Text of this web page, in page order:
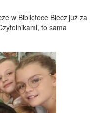
w Bibliotece Biecz już za
to sama